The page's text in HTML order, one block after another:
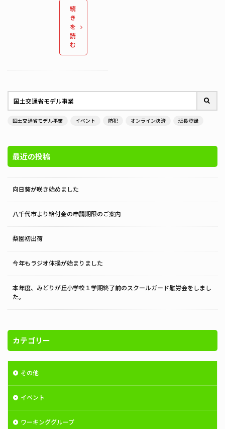
続
き
を
読
む
国土交通省モデル事業 イベント 防犯 オンライン決済 班長登録
最近の投稿
向日葵が咲き始めました
八千代市より給付金の申請期限のご案内
梨園初出荷
今年もラジオ体操が始まりました
本年度、みどりが丘小学校１学期終了前のスクールガード慰労会をしまし
た。
カテゴリー
その他
イベント
ワーキンググループ